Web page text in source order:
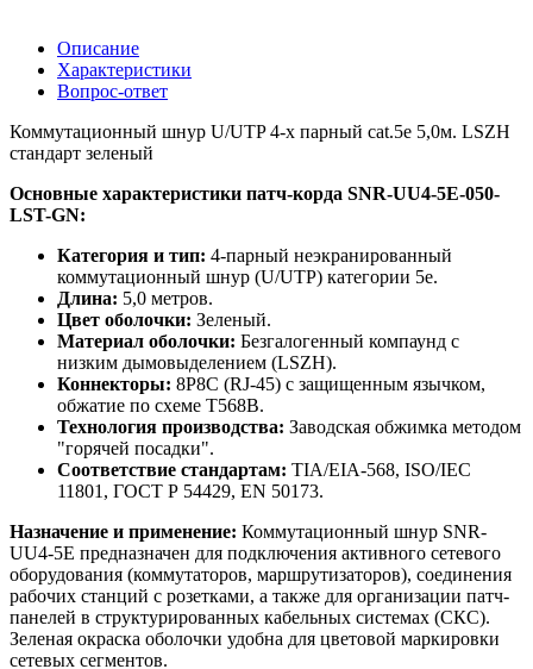
Описание
Характеристики
Вопрос-ответ
Коммутационный шнур U/UTP 4-х парный cat.5e 5,0м. LSZH
стандарт зеленый
Основные характеристики патч-корда SNR-UU4-5E-050-
LST-GN:
Категория и тип: 4-парный неэкранированный
коммутационный шнур (U/UTP) категории 5e.
Длина: 5,0 метров.
Цвет оболочки: Зеленый.
Материал оболочки: Безгалогенный компаунд с
низким дымовыделением (LSZH).
Коннекторы: 8P8C (RJ-45) с защищенным язычком,
обжатие по схеме T568B.
Технология производства: Заводская обжимка методом
"горячей посадки".
Соответствие стандартам: TIA/EIA-568, ISO/IEC
11801, ГОСТ Р 54429, EN 50173.
Назначение и применение: Коммутационный шнур SNR-
UU4-5E предназначен для подключения активного сетевого
оборудования (коммутаторов, маршрутизаторов), соединения
рабочих станций с розетками, а также для организации патч-
панелей в структурированных кабельных системах (СКС).
Зеленая окраска оболочки удобна для цветовой маркировки
сетевых сегментов.